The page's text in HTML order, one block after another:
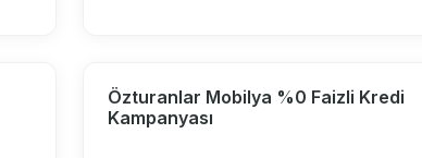
Özturanlar Mobilya %0 Faizli Kredi
Kampanyası